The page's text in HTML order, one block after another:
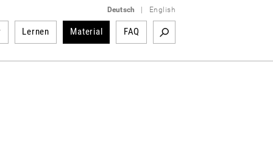
Deutsch English
Lernen Material FAQ